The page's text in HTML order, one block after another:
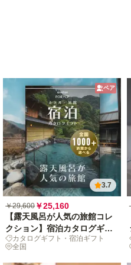
ペア
3.7
￥29,600￥25,160
【露天風呂が人気の旅館コレ
クション】宿泊カタログギフ
ト: 掲載数1,000+施設〜
カタログギフト・宿泊ギフト
全国